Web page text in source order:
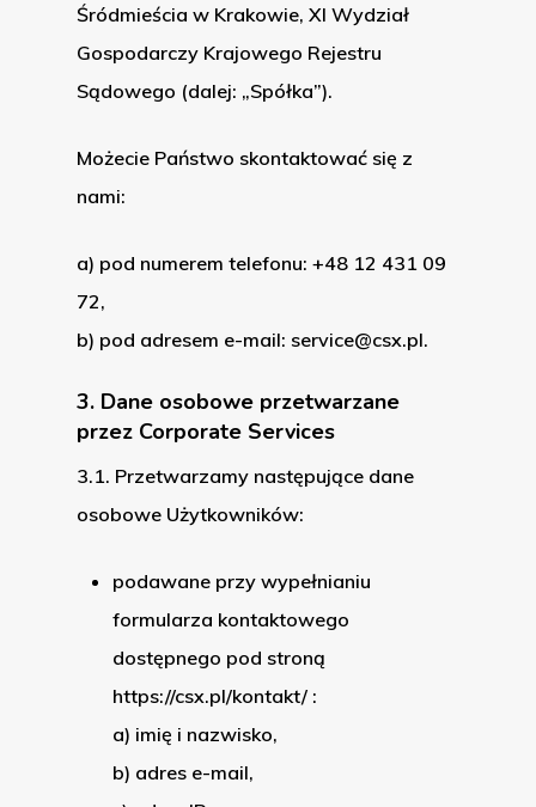
Śródmieścia w Krakowie, XI Wydział
Gospodarczy Krajowego Rejestru
Sądowego (dalej: „Spółka”).
Możecie Państwo skontaktować się z
nami:
a) pod numerem telefonu: +48 12 431 09
72,
b) pod adresem e-mail: service@csx.pl.
3. Dane osobowe przetwarzane
przez Corporate Services
3.1. Przetwarzamy następujące dane
osobowe Użytkowników:
podawane przy wypełnianiu
formularza kontaktowego
dostępnego pod stroną
https://csx.pl/kontakt/ :
a) imię i nazwisko,
b) adres e-mail,